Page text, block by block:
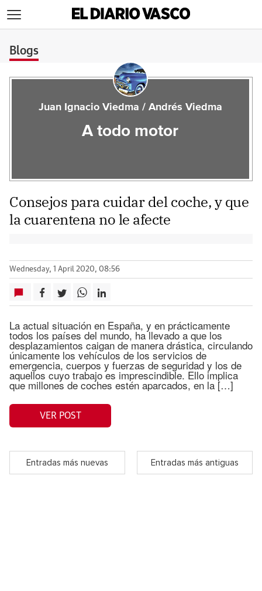
Blogs
Juan Ignacio Viedma / Andrés Viedma
A todo motor
Consejos para cuidar del coche, y que
la cuarentena no le afecte
Wednesday, 1 April 2020, 08:56
La actual situación en España, y en prácticamente
todos los países del mundo, ha llevado a que los
desplazamientos caigan de manera drástica, circulando
únicamente los vehículos de los servicios de
emergencia, cuerpos y fuerzas de seguridad y los de
aquellos cuyo trabajo es imprescindible. Ello implica
que millones de coches estén aparcados, en la […]
VER POST
Entradas más nuevas Entradas más antiguas